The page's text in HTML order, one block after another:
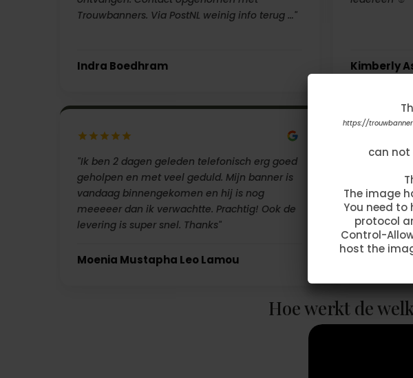
Trouwbanners. Via PostNL weinig info terug …"
Indra Boedhram Kimberly
"Ik ben 2 dagen geleden telefonisch erg goed
geholpen en met veel geduld. Mijn banner is
vandaag binnengekomen en hij is nog
meeeeer dan ik verwachtte. Prachtig! Ook de
levering is super snel. Thanks"
Moenia Mustapha Leo Lamou
"Afgelopen
onwijs blij
per mail
aanpassen.
Fam
Hoe werkt de
https://
can not
The image
You need
protocol
Control-
host the
https://
can not
The image
You need
protocol
Control-
host the